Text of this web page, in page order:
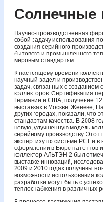
Солнечные
Научно-производственная
собой задачу использования
создания серийного
бытового и промышленного
мировым стандартам.
К настоящему времени
научный задел и
задач, связанных с созданием
коллекторов. Сертификация
Германии и США, получение
выставках в Москве, Женеве,
других городах, показали, что
стандартам качества. В 2008
новую, улучшенную модель
серийному производству.
экспертизу по системе РСТ и в
оформлении в Бюро патентов
коллектор АЛЬТЭН-2 был
выставке инноваций,
2009 и 2010 годах получены
возможности использования
разработки могут быть с
теплоснабжения в различных